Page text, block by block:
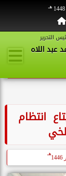
هـ
التحرير
عبد اللاه
انتظام
هـ